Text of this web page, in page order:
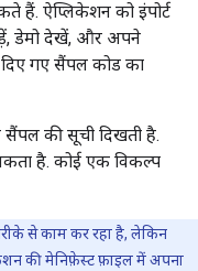
हैं. ऐप्लिकेशन को इंपोर्ट
डेमो देखें, और अपने
गए सैंपल कोड का
की सूची दिखती है.
है. कोई एक विकल्प
से काम कर रहा है, लेकिन
की मेनिफ़ेस्ट फ़ाइल में अपना